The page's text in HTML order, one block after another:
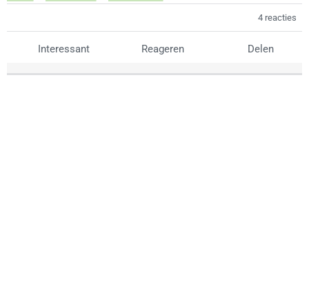
4 reacties
Interessant Reageren Delen